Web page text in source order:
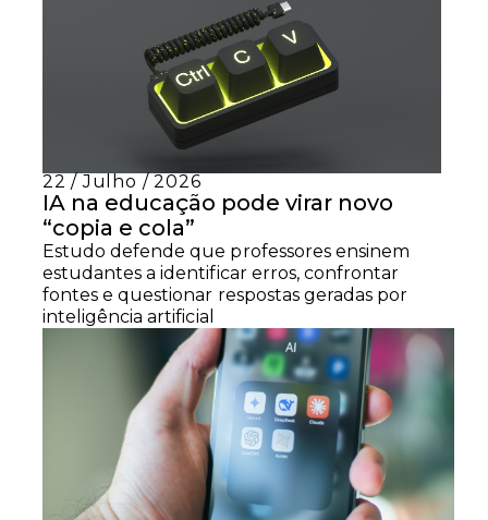
22 / Julho / 2026
IA na educação pode virar novo
“copia e cola”
Estudo defende que professores ensinem
estudantes a identificar erros, confrontar
fontes e questionar respostas geradas por
inteligência artificial